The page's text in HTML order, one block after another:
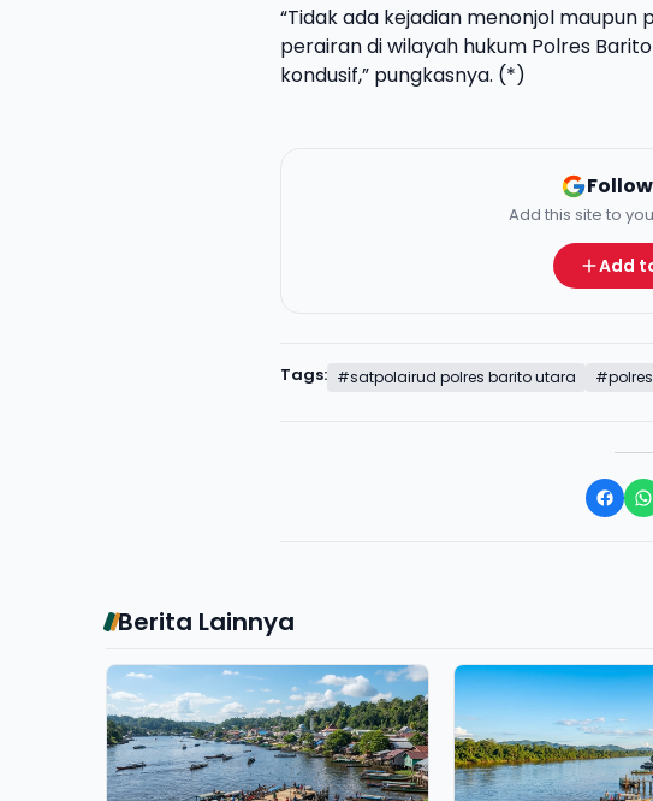
“Tidak ada kejadian menonjol maupun
perairan di wilayah hukum Polres
kondusif,” pungkasnya. (*)
Add this site to
Add
Tags: #satpolairud polres barito utara
Berita Lainnya